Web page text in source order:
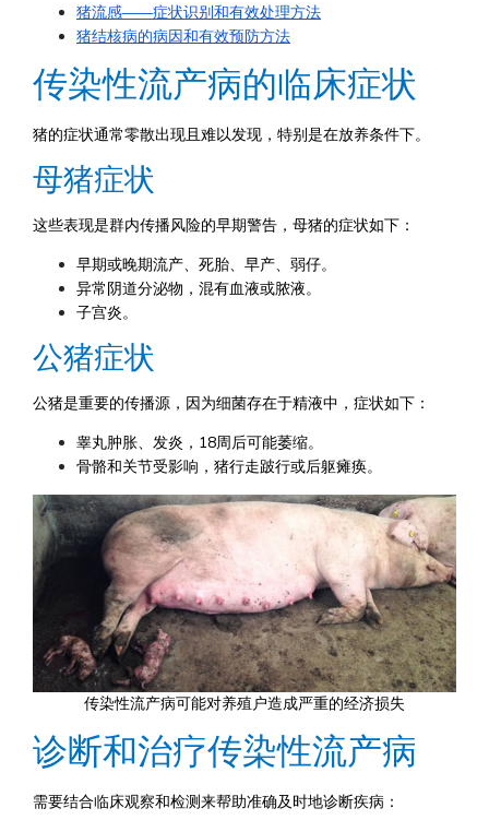
猪流感——症状识别和有效处理方法
猪结核病的病因和有效预防方法
传染性流产病的临床症状
猪的症状通常零散出现且难以发现，特别是在放养条件下。
母猪症状
这些表现是群内传播风险的早期警告，母猪的症状如下：
早期或晚期流产、死胎、早产、弱仔。
异常阴道分泌物，混有血液或脓液。
子宫炎。
公猪症状
公猪是重要的传播源，因为细菌存在于精液中，症状如下：
睾丸肿胀、发炎，18周后可能萎缩。
骨骼和关节受影响，猪行走跛行或后躯瘫痪。
传染性流产病可能对养殖户造成严重的经济损失
诊断和治疗传染性流产病
需要结合临床观察和检测来帮助准确及时地诊断疾病：